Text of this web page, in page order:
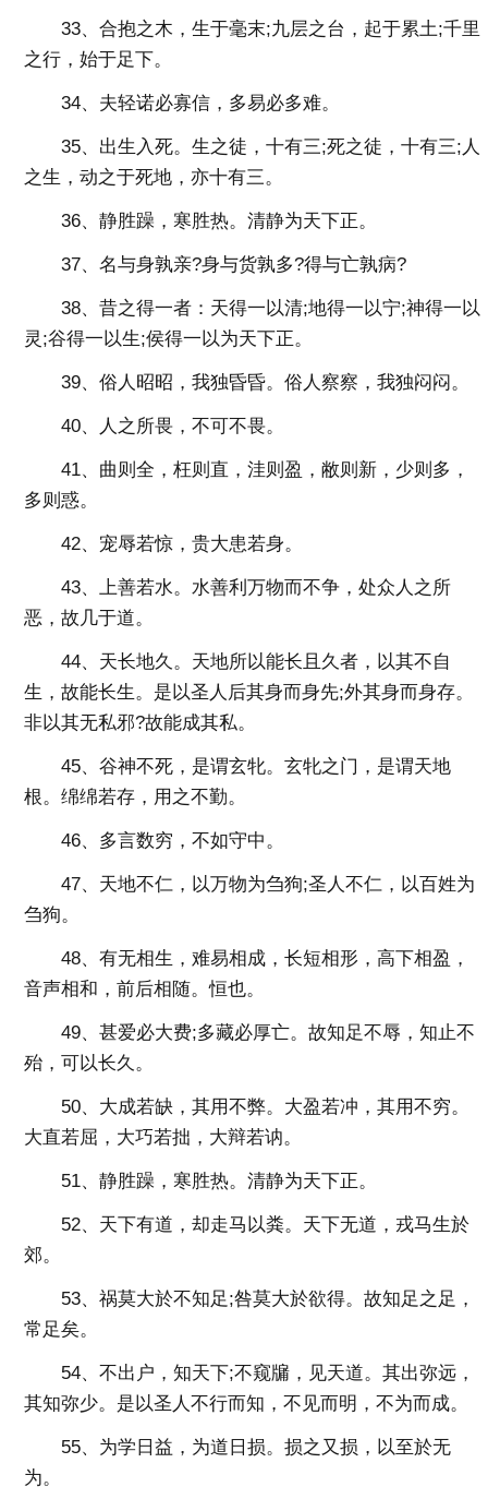
33、合抱之木，生于毫末;九层之台，起于累土;千里
之行，始于足下。
34、夫轻诺必寡信，多易必多难。
35、出生入死。生之徒，十有三;死之徒，十有三;人
之生，动之于死地，亦十有三。
36、静胜躁，寒胜热。清静为天下正。
37、名与身孰亲?身与货孰多?得与亡孰病?
38、昔之得一者：天得一以清;地得一以宁;神得一以
灵;谷得一以生;侯得一以为天下正。
39、俗人昭昭，我独昏昏。俗人察察，我独闷闷。
40、人之所畏，不可不畏。
41、曲则全，枉则直，洼则盈，敝则新，少则多，
多则惑。
42、宠辱若惊，贵大患若身。
43、上善若水。水善利万物而不争，处众人之所
恶，故几于道。
44、天长地久。天地所以能长且久者，以其不自
生，故能长生。是以圣人后其身而身先;外其身而身存。
非以其无私邪?故能成其私。
45、谷神不死，是谓玄牝。玄牝之门，是谓天地
根。绵绵若存，用之不勤。
46、多言数穷，不如守中。
47、天地不仁，以万物为刍狗;圣人不仁，以百姓为
刍狗。
48、有无相生，难易相成，长短相形，高下相盈，
音声相和，前后相随。恒也。
49、甚爱必大费;多藏必厚亡。故知足不辱，知止不
殆，可以长久。
50、大成若缺，其用不弊。大盈若冲，其用不穷。
大直若屈，大巧若拙，大辩若讷。
51、静胜躁，寒胜热。清静为天下正。
52、天下有道，却走马以粪。天下无道，戎马生於
郊。
53、祸莫大於不知足;咎莫大於欲得。故知足之足，
常足矣。
54、不出户，知天下;不窥牖，见天道。其出弥远，
其知弥少。是以圣人不行而知，不见而明，不为而成。
55、为学日益，为道日损。损之又损，以至於无
为。